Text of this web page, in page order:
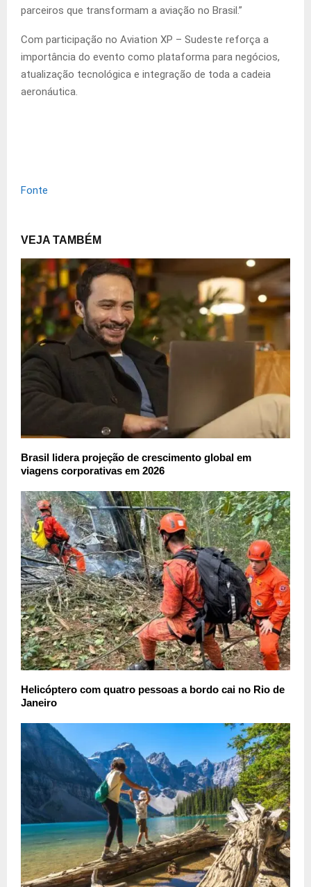
parceiros que transformam a aviação no Brasil.”
Com participação no Aviation XP – Sudeste reforça a
importância do evento como plataforma para negócios,
atualização tecnológica e integração de toda a cadeia
aeronáutica.
Fonte
VEJA TAMBÉM
Brasil lidera projeção de crescimento global em
viagens corporativas em 2026
Helicóptero com quatro pessoas a bordo cai no Rio de
Janeiro